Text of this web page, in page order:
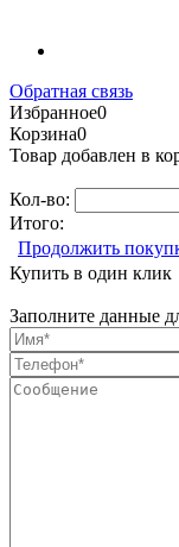
Обратная связь
Избранное0
Корзина0
Товар добавлен в
Кол-во:
Итого:
Продолжить
Купить в один клик
Заполните данные